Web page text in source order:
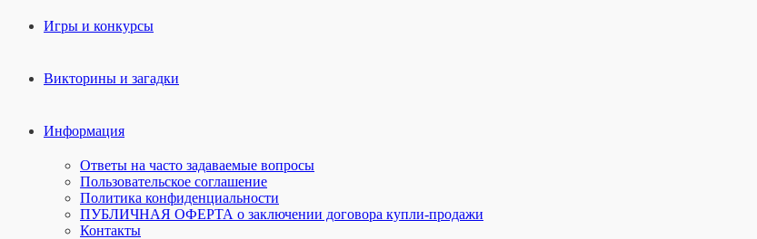
Игры и конкурсы
Викторины и загадки
Информация
Ответы на часто задаваемые вопросы
Пользовательское соглашение
Политика конфиденциальности
ПУБЛИЧНАЯ ОФЕРТА о заключении договора купли-продажи
Контакты